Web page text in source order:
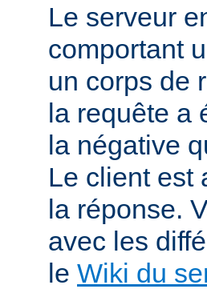
Le serveur
comportant
un corps de
la requête a
la négative
Le client est
la réponse.
avec les
le Wiki du